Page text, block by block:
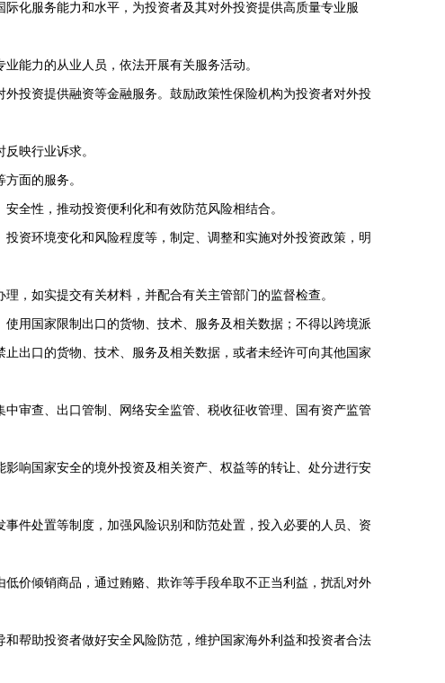
化服务能力和水平，为投资者及其对外投资提供高质量专业服
能力的从业人员，依法开展有关服务活动。
投资提供融资等金融服务。鼓励政策性保险机构为投资者对外投
映行业诉求。
面的服务。
全性，推动投资便利化和有效防范风险相结合。
资环境变化和风险程度等，制定、调整和实施对外投资政策，明
，如实提交有关材料，并配合有关主管部门的监督检查。
用国家限制出口的货物、技术、服务及相关数据；不得以跨境派
出口的货物、技术、服务及相关数据，或者未经许可向其他国家
审查、出口管制、网络安全监管、税收征收管理、国有资产监管
响国家安全的境外投资及相关资产、权益等的转让、处分进行安
件处置等制度，加强风险识别和防范处置，投入必要的人员、资
价倾销商品，通过贿赂、欺诈等手段牟取不正当利益，扰乱对外
帮助投资者做好安全风险防范，维护国家海外利益和投资者合法